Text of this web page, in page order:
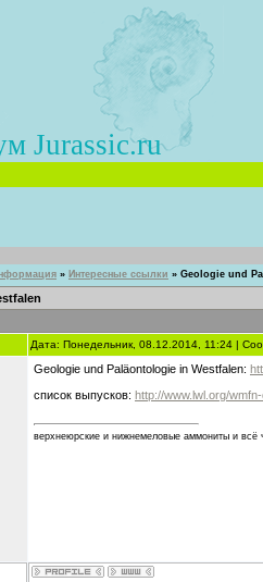
Jurassic.ru
» Интересные ссылки » Geologie und
Дата: Понедельник, 08.12.2014, 11:24 |
Geologie und Paläontologie in Westfalen:
список выпусков: http://www.lwl.org/
верхнеюрские и нижнемеловые аммониты и всё